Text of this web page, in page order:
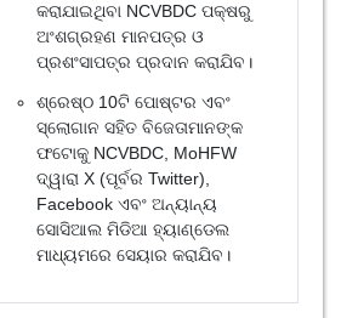
କରାଯାଇଥିବା NCVBDC ପକ୍ଷରୁ
ଅଂଶଗ୍ରହଣ ମାନପତ୍ର ଓ
ପ୍ରଶଂସାପତ୍ର ପ୍ରଦାନ କରାଯିବ।
ଶ୍ରେଷ୍ଠ 10ଟି ପୋଷ୍ଟର ଏବଂ
ସ୍ଲୋଗାନ ସହିତ ବିଜେତାମାନଙ୍କ
ଫଟୋକୁ NCVBDC, MoHFW
ଦ୍ୱାରା X (ପୂର୍ବର Twitter),
Facebook ଏବଂ ଅନ୍ୟାନ୍ୟ
ସୋସିଆଲ ମିଡିଆ ହ୍ୟାଣ୍ଡେଲ
ମାଧ୍ୟମରେ ସେୟାର କରାଯିବ।